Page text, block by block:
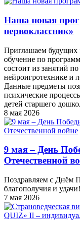
Наша новая
первоклассник»
Приглашаем будущих
обучение по
состоит из занятий
нейроигротехнике и
Данные предметы
психические
детей старшего
8 мая 2026
9 мая – День
Отечественной
Поздравляем с Днём
благополучия и удачи!
7 мая 2026